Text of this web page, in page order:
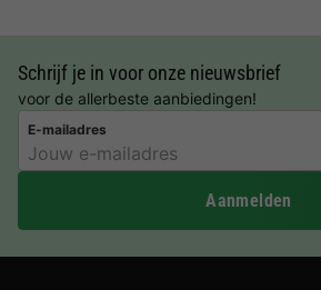
Schrijf je in voor onze nieuwsbrief
voor de allerbeste aanbiedingen!
E-mailadres
Aanmelden